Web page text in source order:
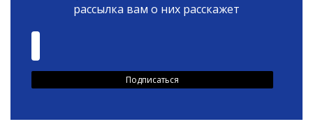
рассылка вам о них расскажет